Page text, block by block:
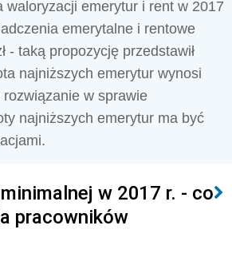
waloryzacji emerytur i rent w 2017
emerytalne i rentowe
- taką propozycję przedstawił
najniższych emerytur wynosi
rozwiązanie w sprawie
najniższych emerytur ma być
w 2017 r. - co
pracowników